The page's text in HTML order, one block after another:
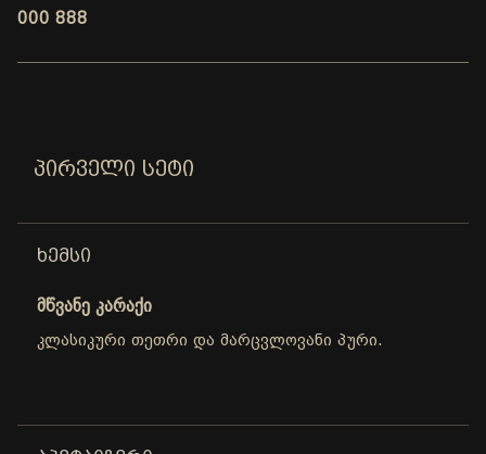
000 888
ᲞᲘᲠᲕᲔᲚᲘ ᲡᲔᲢᲘ
ᲮᲔᲛᲡᲘ
მწვანე კარაქი
კლასიკური თეთრი და მარცვლოვანი პური.